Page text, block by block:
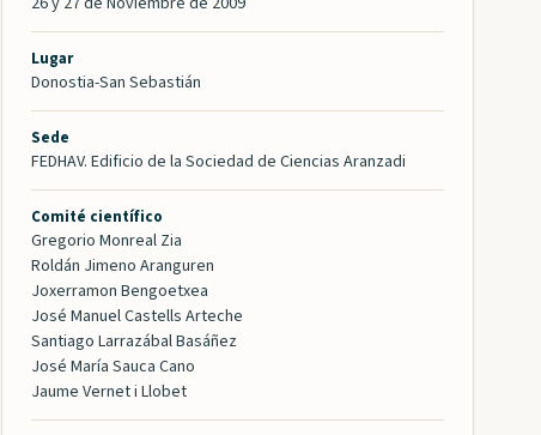
Lugar
Donostia-San Sebastián
Sede
FEDHAV. Edificio de la Sociedad de Ciencias Aranzadi
Comité científico
Gregorio Monreal Zia
Roldán Jimeno Aranguren
Joxerramon Bengoetxea
José Manuel Castells Arteche
Santiago Larrazábal Basáñez
José María Sauca Cano
Jaume Vernet i Llobet